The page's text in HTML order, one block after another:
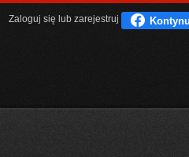
Zaloguj się lub zarejestruj